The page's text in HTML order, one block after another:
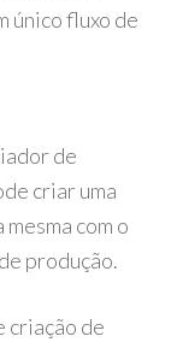
único fluxo de
de
criar uma
com o
produção.
criação de